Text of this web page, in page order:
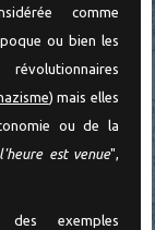
comme
ou bien les
) mais elles
ou de la
est venue",
des exemples